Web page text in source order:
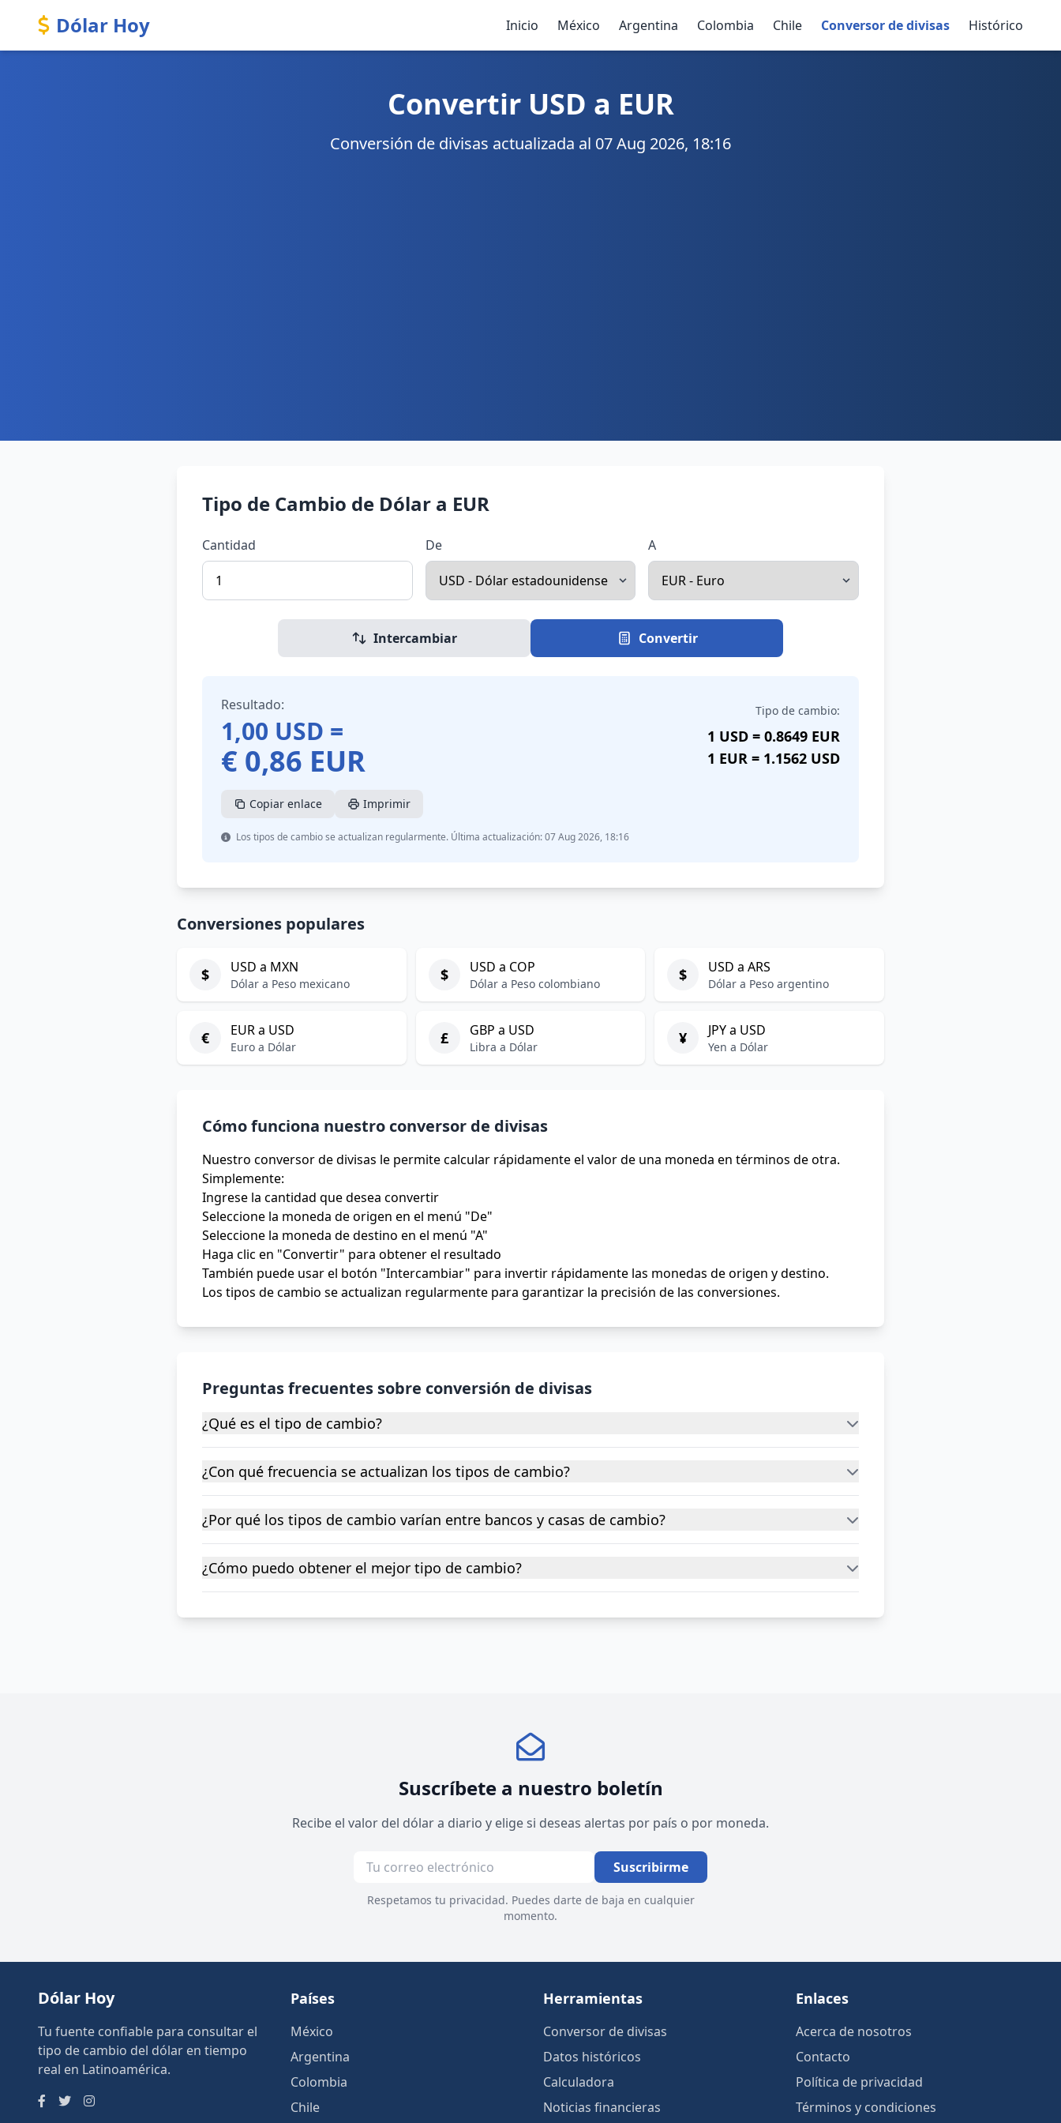
Dólar Hoy Inicio México Argentina Colombia Chile Conversor de divisas Histórico
Convertir USD a EUR
Conversión de divisas actualizada al 07 Aug 2026, 18:16
Tipo de Cambio de Dólar a EUR
Cantidad De A
Intercambiar Convertir
Resultado:
1,00 USD =
€ 0,86 EUR
Tipo de cambio:
1 USD = 0.8649 EUR
1 EUR = 1.1562 USD
Copiar enlace Imprimir
Los tipos de cambio se actualizan regularmente. Última actualización: 07 Aug 2026, 18:16
Conversiones populares
$ USD a MXN
Dólar a Peso mexicano $ USD a COP
Dólar a Peso colombiano $ USD a ARS
Dólar a Peso argentino
€ EUR a USD
Euro a Dólar £ GBP a USD
Libra a Dólar ¥ JPY a USD
Yen a Dólar
Cómo funciona nuestro conversor de divisas
Nuestro conversor de divisas le permite calcular rápidamente el valor de una moneda en términos de otra.
Simplemente:
Ingrese la cantidad que desea convertir
Seleccione la moneda de origen en el menú "De"
Seleccione la moneda de destino en el menú "A"
Haga clic en "Convertir" para obtener el resultado
También puede usar el botón "Intercambiar" para invertir rápidamente las monedas de origen y destino.
Los tipos de cambio se actualizan regularmente para garantizar la precisión de las conversiones.
Preguntas frecuentes sobre conversión de divisas
¿Qué es el tipo de cambio?
¿Con qué frecuencia se actualizan los tipos de cambio?
¿Por qué los tipos de cambio varían entre bancos y casas de cambio?
¿Cómo puedo obtener el mejor tipo de cambio?
Suscríbete a nuestro boletín
Recibe el valor del dólar a diario y elige si deseas alertas por país o por moneda.
Suscribirme
Respetamos tu privacidad. Puedes darte de baja en cualquier
momento.
Dólar Hoy
Tu fuente confiable para consultar el
tipo de cambio del dólar en tiempo
real en Latinoamérica.
Países
México
Argentina
Colombia
Chile
Herramientas
Conversor de divisas
Datos históricos
Calculadora
Noticias financieras
Enlaces
Acerca de nosotros
Contacto
Política de privacidad
Términos y condiciones